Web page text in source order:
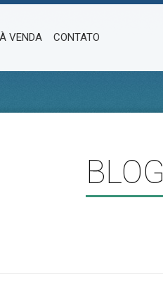
VENDA CONTATO
BLOG